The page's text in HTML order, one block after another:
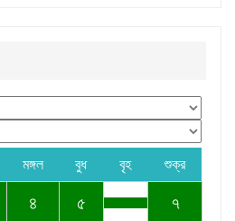
মঙ্গল বুধ বৃহ শুক্র
৪ ৫ ৭